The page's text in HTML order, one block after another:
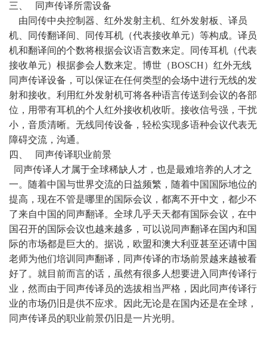
三、 同声传译所需设备
由同传中央控制器、红外发射主机、红外发射板、译员
机、同传翻译间、同传耳机（代表接收单元）等构成。译员
机和翻译间的个数将根据会议语言数来定。同传耳机（代表
接收单元）根据参会人数来定。博世（BOSCH）红外无线
同声传译设备，可以保证在任何类型的会场中进行无线的发
射和接收。利用红外发射机可将各种语言传送到会议的各部
位，用带有耳机的个人红外接收机收听。接收信号强，干扰
小，音质清晰。无线同传设备，轻松实现多语种会议代表无
障碍交流，沟通。
四、 同声传译职业前景
同声传译人才属于全球稀缺人才，也是最难培养的人才之
一。随着中国与世界交流的日益频繁，随着中国国际地位的
提高，现在不管是哪里的国际会议，都离不开中文，都少不
了来自中国的同声翻译。全球几乎天天都有国际会议，在中
国召开的国际会议也越来越多，可以说同声翻译在国内和国
际的市场都是巨大的。据说，欧盟和澳大利亚甚至还请中国
老师为他们培训同声翻译，同声传译的市场前景越来越被看
好了。就目前而言的话，虽然有很多人想要进入同声传译行
业，然而由于同声传译员的选拔相当严格，因此同声传译行
业的市场仍旧是供不应求。因此无论是在国内还是在全球，
同声传译员的职业前景仍旧是一片光明。